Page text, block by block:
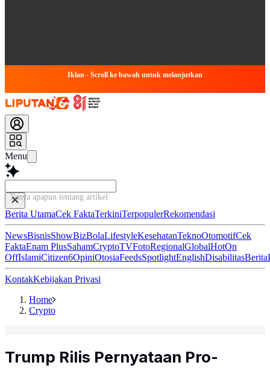
Iklan - Scroll ke bawah untuk melanjutkan
Menu
Tanya apapun tentang artikel ini...
Berita UtamaCek FaktaTerkiniTerpopulerRekomendasi
NewsBisnisShowBizBolaLifestyleKesehatanTeknoOtomotifCek
FaktaEnam PlusSahamCryptoTVFotoRegionalGlobalHotOn
OffIslamiCitizen6OpiniOtosiaFeedsSpotlightEnglishDisabilitasBerita
KontakKebijakan Privasi
Home
Crypto
Trump Rilis Pernyataan Pro-